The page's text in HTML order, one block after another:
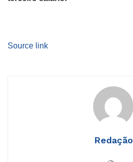
Source link
Redação